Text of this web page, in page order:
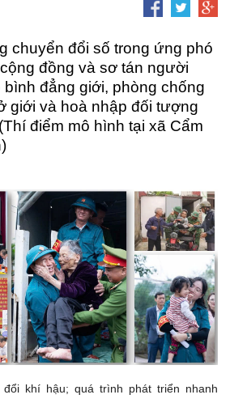
chuyển đổi số trong ứng phó
đồng và sơ tán người
đẳng giới, phòng chống
giới và hoà nhập đối tượng
điểm mô hình tại xã Cẩm
khí hậu; quá trình phát triển nhanh